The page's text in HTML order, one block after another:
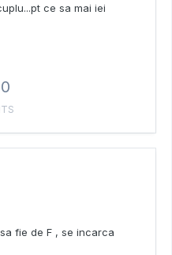
ce sa mai iei
0
fie de F , se incarca